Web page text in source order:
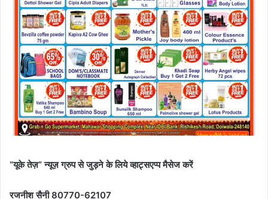
“यूके तेज़” न्यूज़ ग्रुप से जुड़ने के लिये व्हाट्सएप्प मैसेज करें
रजनीश सैनी 80770-62107